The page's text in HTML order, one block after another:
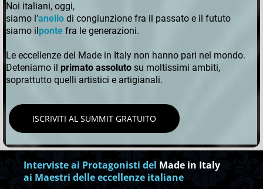
Noi italiani, oggi,
siamo l'anello di congiunzione fra il passato e il fututo
siamo il ponte fra le generazioni.
Le eccellenze del Made in Italy non hanno pari nel mondo.
Deteniamo il primato assoluto su moltissimi ambiti,
soprattutto quelli artistici e artigianali.
ISCRIVITI AL SUMMIT GRATUITO
Interviste ai Protagonisti del Made in Italy
ai Maestri delle eccellenze italiane